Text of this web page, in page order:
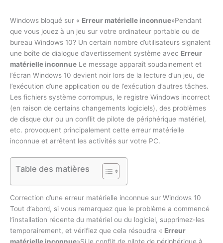
Windows bloqué sur « Erreur matérielle inconnue»Pendant
que vous jouez à un jeu sur votre ordinateur portable ou de
bureau Windows 10? Un certain nombre d’utilisateurs signalent
une boîte de dialogue d’avertissement système avec Erreur
matérielle inconnue Le message apparaît soudainement et
l’écran Windows 10 devient noir lors de la lecture d’un jeu, de
l’exécution d’une application ou de l’exécution d’autres tâches.
Les fichiers système corrompus, le registre Windows incorrect
(en raison de certains changements logiciels), des problèmes
de disque dur ou un conflit de pilote de périphérique matériel,
etc. provoquent principalement cette erreur matérielle
inconnue et arrêtent les activités sur votre PC.
Table des matières
Correction d’une erreur matérielle inconnue sur Windows 10
Tout d’abord, si vous remarquez que le problème a commencé
l’installation récente du matériel ou du logiciel, supprimez-les
temporairement, et vérifiez que cela résoudra « Erreur
matérielle inconnue»Si le conflit de pilote de périphérique à